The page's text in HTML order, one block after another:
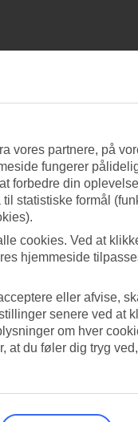
vores partnere, på
fungerer
forbedre din
statistiske formål
cookies. Ved at
hjemmeside
eller afvise,
senere ved at
om hver
at du føler dig tryg